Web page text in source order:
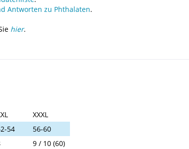
Antworten zu Phthalaten.
hier.
XXXL
54
56-60
9 / 10 (60)